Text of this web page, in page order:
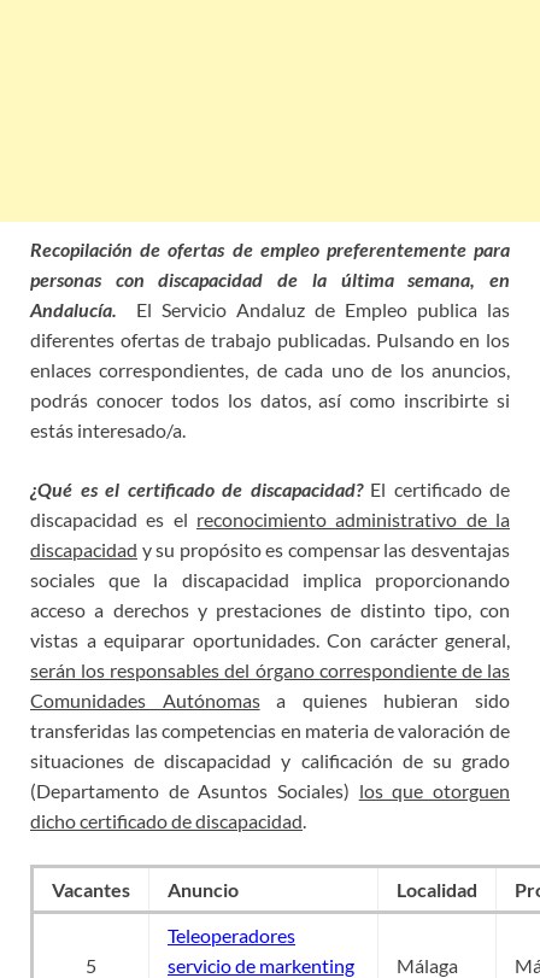
Recopilación de ofertas de empleo preferentemente para
personas con discapacidad de la última semana, en
Andalucía.
El Servicio Andaluz de Empleo publica las
diferentes ofertas de trabajo publicadas. Pulsando en los
enlaces correspondientes, de cada uno de los anuncios,
podrás conocer todos los datos, así como inscribirte si
estás interesado/a.
¿Qué es el certificado de discapacidad? El certificado de
discapacidad es el reconocimiento administrativo de la
discapacidad y su propósito es compensar las desventajas
sociales que la discapacidad implica proporcionando
acceso a derechos y prestaciones de distinto tipo, con
vistas a equiparar oportunidades. Con carácter general,
serán los responsables del órgano correspondiente de las
Comunidades Autónomasa quienes hubieran sido
transferidas las competencias en materia de valoración de
situaciones de discapacidad y calificación de su grado
(Departamento de Asuntos Sociales) los que otorguen
dicho certificado de discapacidad
Vacantes Anuncio Localidad
5
Teleoperadores
servicio de markenting
Málaga